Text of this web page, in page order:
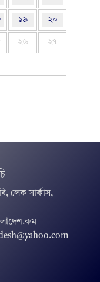
১৯ ২০
২৬ ২৭
লেক সার্কাস,